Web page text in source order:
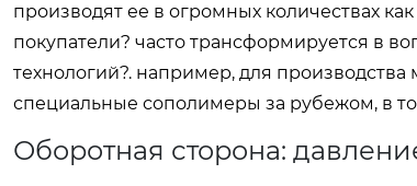
производят ее в огромных количествах
покупатели? часто трансформируется в
технологий?. например, для
специальные сополимеры за рубежом, в
Оборотная сторона: